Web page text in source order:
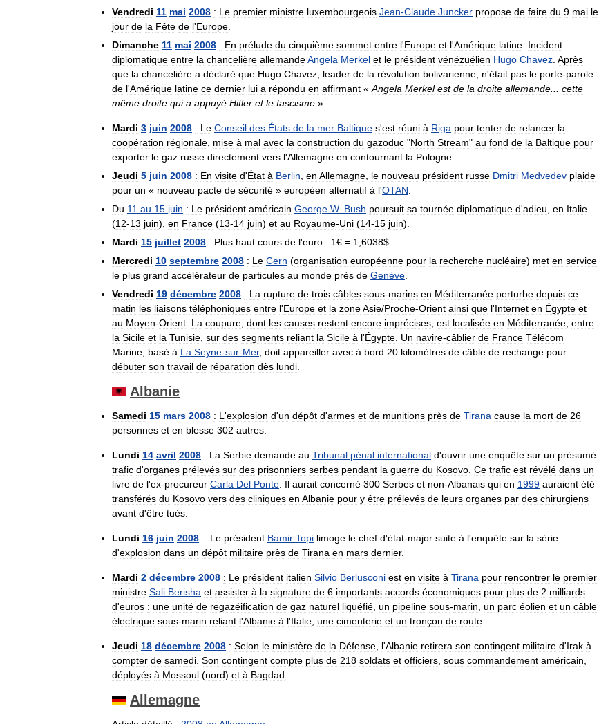
Vendredi 11 mai 2008 : Le premier ministre luxembourgeois Jean-Claude Juncker propose de faire du 9 mai le
jour de la Fête de l'Europe
Dimanche 11 mai 2008 : En prélude du cinquième sommet entre l'Europe et l'Amérique latine Incident
diplomatique entre la chancelière allemandeAngela Merkel et le président vénézuélien Hugo Chavez Après
que la chancelière a déclaré que Hugo Chavez leader de la révolution bolivarienne n'était pas le porte-parole
de l'Amérique latine ce dernier lui a répondu en affirmant « Angela Merkel est de la droite allemande
cette
même droite qui a appuyé Hitler et le fascisme »
Mardi 3 juin 2008 : Le Conseil des États de la mer Baltique s'est réuni à Riga pour tenter de relancer la
coopération régionale mise à mal avec la construction du gazoduc "North Stream" au fond de la Baltique pour
exporter le gaz russe directement vers l'Allemagne en contournant la Pologne
Jeudi 5 juin 2008 : En visite d'État à Berlin en Allemagne le nouveau président russe Dmitri Medvedev plaide
pour un « nouveau pacte de sécurité » européen alternatif à l'OTAN
Du 11 au 15 juin : Le président américain George W. Bush poursuit sa tournée diplomatique d'adieu en Italie
(12-13 juin), en France (13-14 juin) et au Royaume-Uni (14-15 juin).
Mardi 15 juillet 2008 : Plus haut cours de l'euro : 1€ = 1 6038$.
Mercredi 10 septembre 2008 : Le Cern (organisation européenne pour la recherche nucléaire) met en service
le plus grand accélérateur de particules au monde près de Genève
Vendredi 19 décembre 2008 : La rupture de trois câbles sous-marins en Méditerranée perturbe depuis ce
matin les liaisons téléphoniques entre l'Europe et la zoneAsie/Proche-Orient ainsi que l'Internet en Égypte et
au Moyen-Orient La coupure dont les causes restent encore imprécises est localisée en Méditerranée entre
la Sicile et la Tunisie sur des segments reliant la Sicile à l'Égypte Un navire-câblier de France Télécom
Marine basé à La Seyne-sur-Mer, doit appareiller avec à bord 20 kilomètres de câble de rechange pour
débuter son travail de réparation dès lundi
Albanie
Samedi 15 mars 2008 : L 'explosion d'un dépôt d'armes et de munitions près de Tirana cause la mort de 26
personnes et en blesse 302 autres
Lundi 14 avril 2008 : La Serbie demande au Tribunal pénal international d'ouvrir une enquête sur un présumé
trafic d'organes prélevés sur des prisonniers serbes pendant la guerre du Kosovo Ce trafic est révélé dans un
livre de l'ex-procureur Carla Del Ponte Il aurait concerné 300 Serbes et non-Albanais qui en 1999 auraient été
transférés du Kosovo vers des cliniques en Albanie pour y être prélevés de leurs organes par des chirurgiens
avant d'être tués
Lundi 16 juin 2008 : Le président Bamir Topi limoge le chef d'état-major suite à l'enquête sur la série
d'explosion dans un dépôt militaire près de Tirana en mars dernier.
Mardi 2 décembre 2008 : Le président italien Silvio Berlusconi est en visite à Tirana pour rencontrer le premier
ministre Sali Berisha et assister à la signature de 6 importants accords économiques pour plus de 2 milliards
d'euros : une unité de regazéification de gaz naturel liquéfié un pipeline sous-marin un parc éolien et un câble
électrique sous-marin reliant l'Albanie à l'Italie une cimenterie et un tronçon de route
Jeudi 18 décembre 2008 : Selon le ministère de la Défense l'Albanie retirera son contingent militaire d'Irak à
compter de samedi Son contingent compte plus de 218 soldats et officiers sous commandement américain
déployés à Mossoul (nord) et à Bagdad
Allemagne